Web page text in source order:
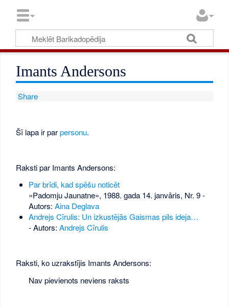
Imants Andersons
Share
Šī lapa ir parpersonu.
Raksti par Imants Andersons:
Par brīdi, kad spēšu noticēt
«Padomju Jaunatne», 1988. gada 14. janvāris, Nr. 9-
Autors: Aina Deglava
Andrejs Cīrulis: Un izkustējās Gaismas pils ideja…
- Autors: Andrejs Cīrulis
Raksti, ko uzrakstījis Imants Andersons:
Nav pievienots neviens raksts